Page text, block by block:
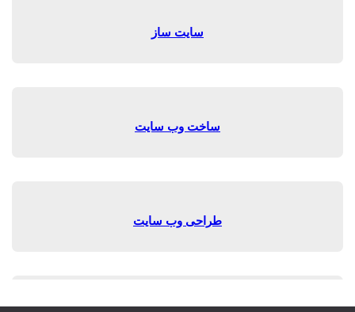
سایت ساز
ساخت وب سایت
طراحی وب سایت